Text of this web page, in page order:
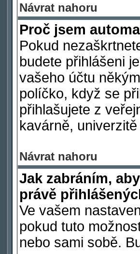
Návrat nahoru
Proč jsem
Pokud
budete přihlášeni
vašeho účtu
políčko, když se
přihlašujete z
kavárně, univerzitě
Návrat nahoru
Jak zabráním,
právě
Ve vašem
pokud tuto
nebo sami sobě.